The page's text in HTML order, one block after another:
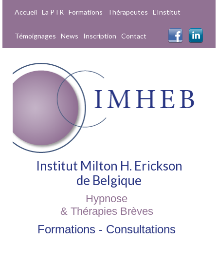
Accueil La PTR Formations Thérapeutes L’Institut
Témoignages News Inscription Contact
Institut Milton H. Erickson
de Belgique
Hypnose
& Thérapies Brèves
Formations - Consultations